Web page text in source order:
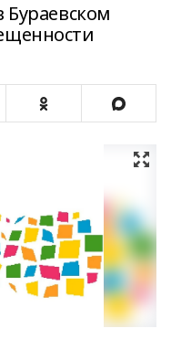
Бураевском